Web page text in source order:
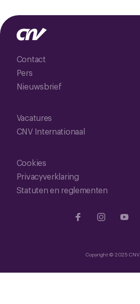
Contact
Pers
Nieuwsbrief
Vacatures
CNV Internationaal
Cookies
Privacyverklaring
Statuten en reglementen
Copyright © 2025 CNV